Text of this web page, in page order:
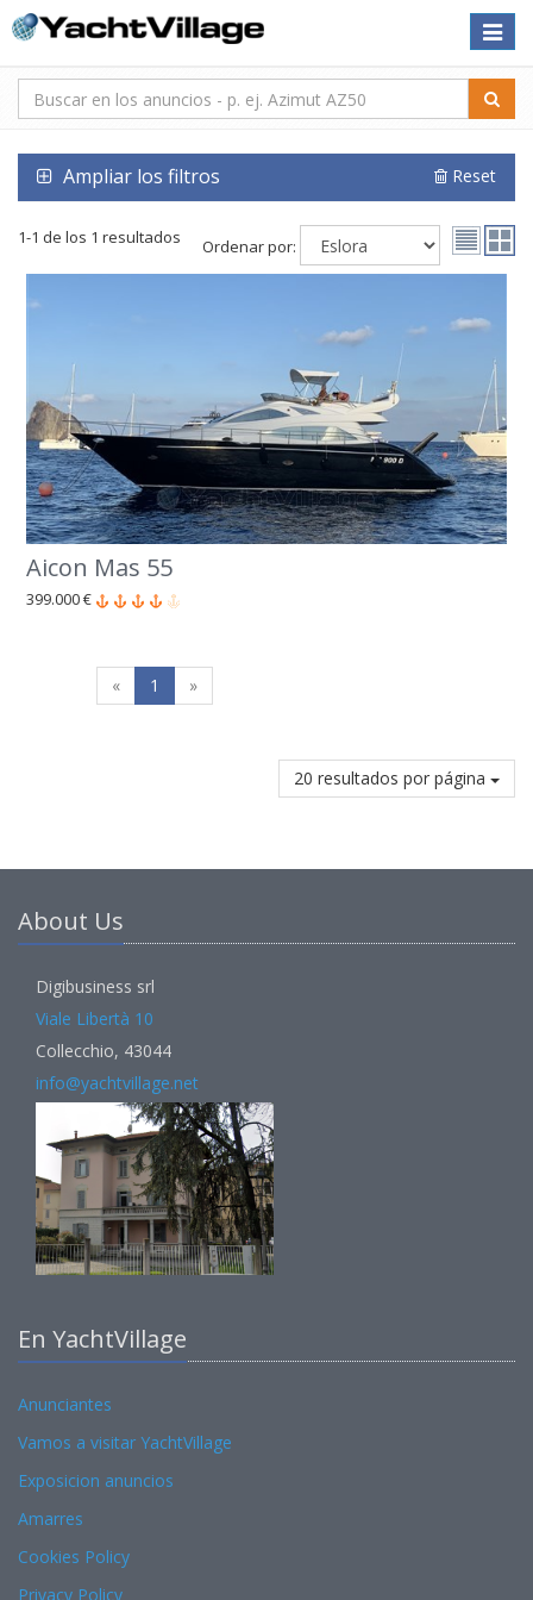
Toggle
Ampliar los filtros Reset
1-1 de los 1 resultados Ordenar por:
Aicon Mas 55
399.000 €
« 1 »
20 resultados por página
About Us
Digibusiness srl
Viale Libertà 10
Collecchio, 43044
info@yachtvillage.net
En YachtVillage
Anunciantes
Vamos a visitar YachtVillage
Exposicion anuncios
Amarres
Cookies Policy
Privacy Policy